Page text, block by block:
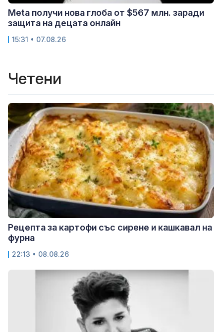
Meta получи нова глоба от $567 млн. заради
защита на децата онлайн
15:31 • 07.08.26
Четени
Рецепта за картофи със сирене и кашкавал на
фурна
22:13 • 08.08.26